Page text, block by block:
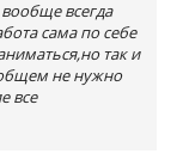
всегда
сама по себе
так и
общем не нужно
все